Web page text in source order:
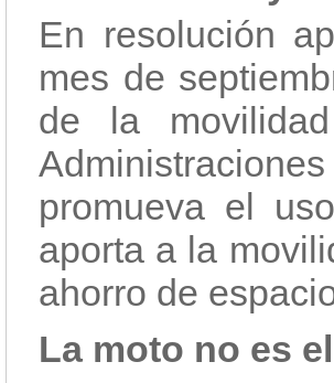
En resolución
mes de
de la
promueva el
aporta a la
ahorro de
La moto no es